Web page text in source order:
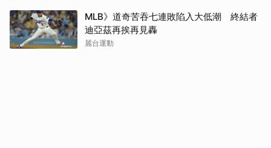
MLB》道奇苦吞七連敗陷入大低潮 終結者
迪亞茲再挨再見轟
麗台運動